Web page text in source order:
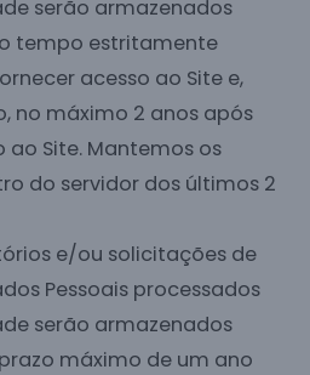
serão armazenados
tempo estritamente
acesso ao Site e,
no máximo 2 anos após
ao Site. Mantemos os
do servidor dos últimos 2
e/ou solicitações de
Pessoais processados
serão armazenados
máximo de um ano